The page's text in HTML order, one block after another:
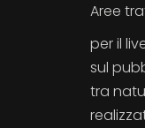
Aree
per il
sul
tra